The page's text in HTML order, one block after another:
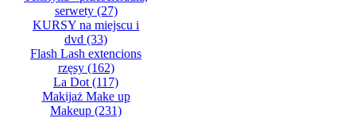
serwety(27)
KURSY na miejscu i
dvd (33)
Flash Lash extencions
rzęsy(162)
La Dot (117)
Makijaż Make up
Makeup (231)